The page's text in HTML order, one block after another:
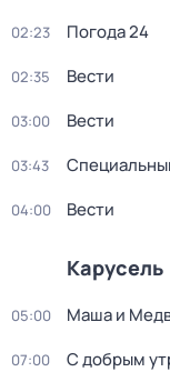
02:23 Погода 24
02:35 Вести
03:00 Вести
03:43
04:00 Вести
Карусель
05:00 Маша и
07:00 С добрым